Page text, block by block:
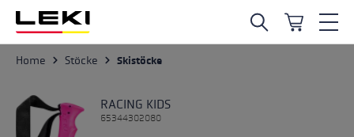
Zum Hauptinhalt springen
Home Stöcke Skistöcke
RACING KIDS
65344302080